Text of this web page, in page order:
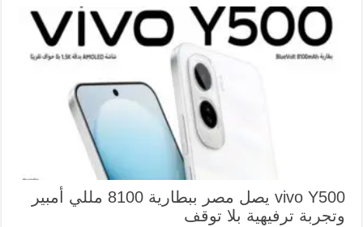
vivo Y500 يصل مصر ببطارية 8100 مللي أمبير
وتجربة ترفيهية بلا توقف